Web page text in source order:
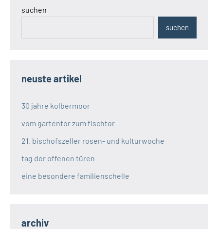
suchen
suchen
neuste artikel
30 jahre kolbermoor
vom gartentor zum fischtor
21. bischofszeller rosen- und kulturwoche
tag der offenen türen
eine besondere familienschelle
archiv